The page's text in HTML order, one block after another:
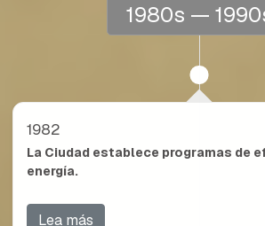
1980s —
1982
La Ciudad establece programas de
energía.
Lea más